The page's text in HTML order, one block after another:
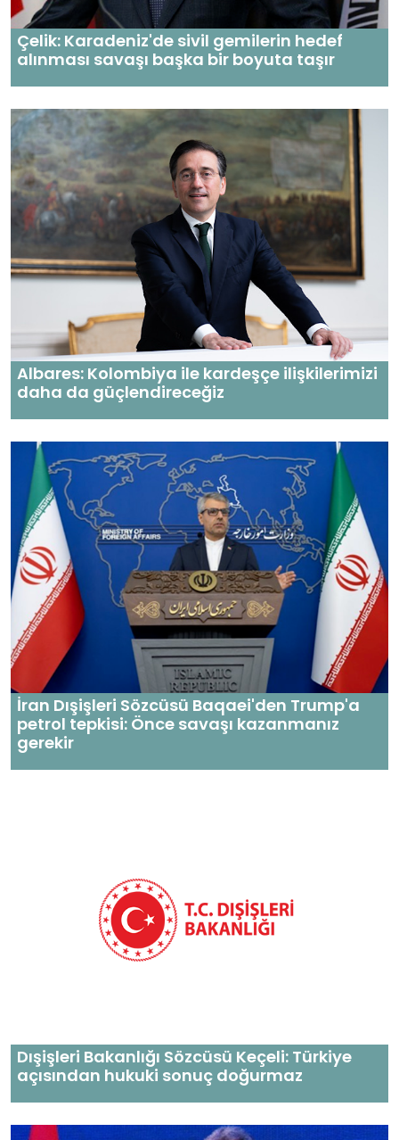
Çelik: Karadeniz'de sivil gemilerin hedef
alınması savaşı başka bir boyuta taşır
Albares: Kolombiya ile kardeşçe ilişkilerimizi
daha da güçlendireceğiz
İran Dışişleri Sözcüsü Baqaei'den Trump'a
petrol tepkisi: Önce savaşı kazanmanız
gerekir
Dışişleri Bakanlığı Sözcüsü Keçeli: Türkiye
açısından hukuki sonuç doğurmaz